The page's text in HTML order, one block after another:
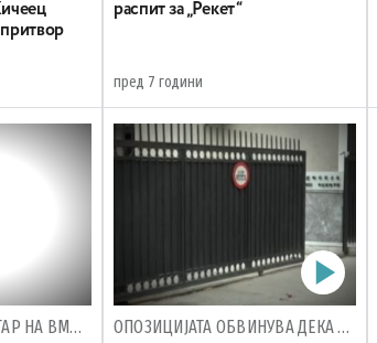
распит за „Рекет“
пред 7 години
ГЕНЕРАЛНИОТ СЕКРЕТАР НА ВМРО-ДПМНЕ ЗА ЛИДЕРСКАТА ОПОЗИЦИЈАТА ОБВИНУВА ДЕКА ИСТРАГАТА ЗА „РЕКЕТ“ СВЕСНО СЕ РАЗВЛЕКУВА